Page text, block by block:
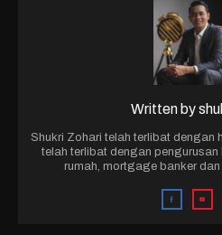
Written by
Shukri Zohari telah terlibat dengan
telah terlibat dengan
rumah, mortgage banker